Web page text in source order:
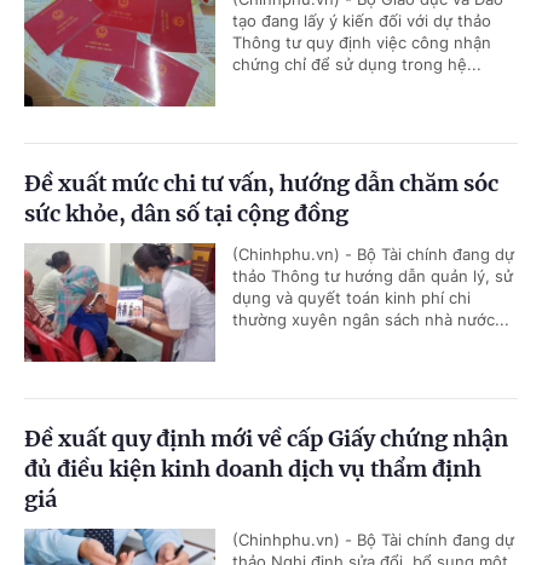
tạo đang lấy ý kiến đối với dự thảo
Thông tư quy định việc công nhận
chứng chỉ để sử dụng trong hệ...
Đề xuất mức chi tư vấn, hướng dẫn chăm sóc
sức khỏe, dân số tại cộng đồng
(Chinhphu.vn) - Bộ Tài chính đang dự
thảo Thông tư hướng dẫn quản lý, sử
dụng và quyết toán kinh phí chi
thường xuyên ngân sách nhà nước...
Đề xuất quy định mới về cấp Giấy chứng nhận
đủ điều kiện kinh doanh dịch vụ thẩm định
giá
(Chinhphu.vn) - Bộ Tài chính đang dự
thảo Nghị định sửa đổi, bổ sung một